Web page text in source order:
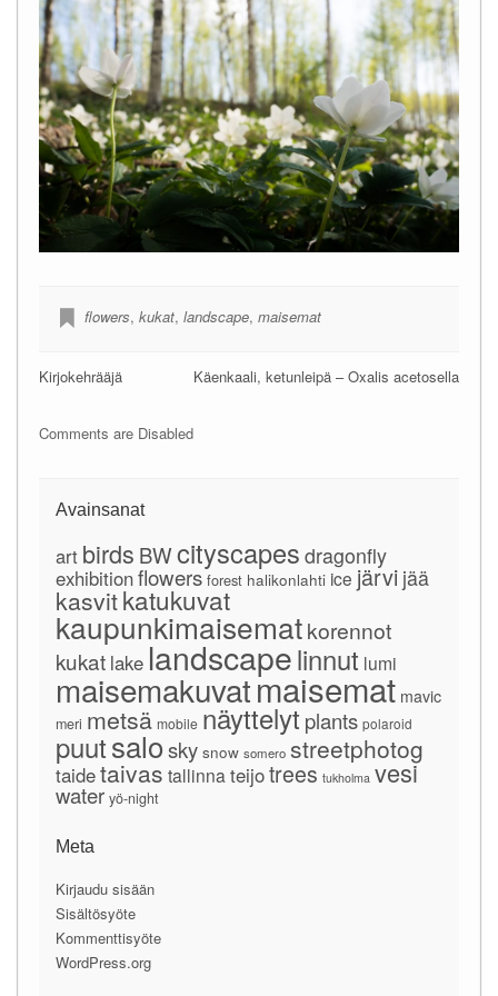
flowers, kukat, landscape, maisemat
Käenkaali, ketunleipä – Oxalis acetosella
Kirjokehrääjä
Comments are Disabled
Avainsanat
art birds BWcityscapes dragonfly
exhibitionflowers forest halikonlahti ice järvi jää
kasvitkatukuvat
kaupunkimaisematkorennot
kukat lake landscapelinnut lumi
maisemakuvatmaisemat mavic
meri metsä mobile näyttelyt plants polaroid
puutsalosky snow somero streetphotog
taidetaivas tallinna teijotrees tukholma vesi
water yö-night
Meta
Kirjaudu sisään
Sisältösyöte
Kommenttisyöte
WordPress.org